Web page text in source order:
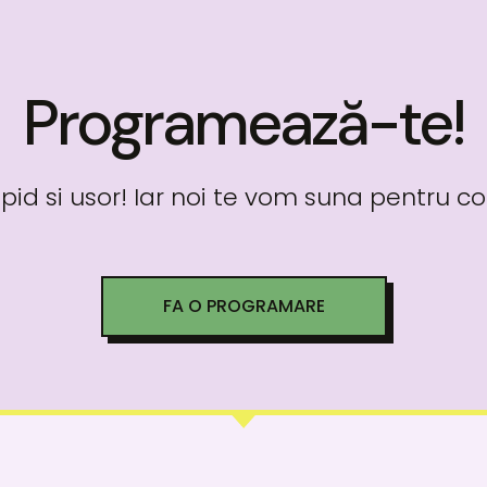
Programează-te!
si usor! Iar noi te vom suna pentru
FA O PROGRAMARE